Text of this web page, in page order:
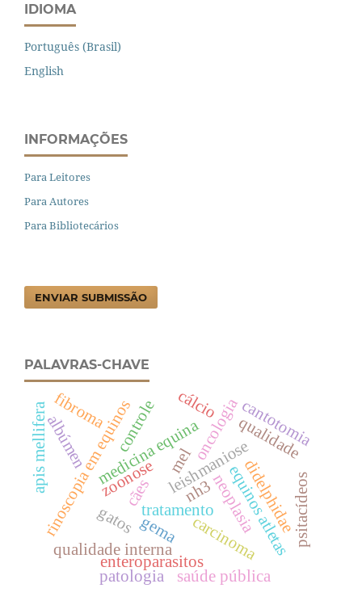
IDIOMA
Português (Brasil)
English
INFORMAÇÕES
Para Leitores
Para Autores
Para Bibliotecários
ENVIAR SUBMISSÃO
PALAVRAS-CHAVE
gatos
leishmaniose
tratamento
zoonose
medicina equina
equinos atletas
rinoscopia em equinos
albúmen
gema
qualidade interna carcinoma
cães neoplasia
oncologia
didelphidae
enteroparasitos
saúde pública
qualidade
controle
fibroma
psitacídeos
cálcio
patologia
nh3
apis mellifera mel
cantotomia